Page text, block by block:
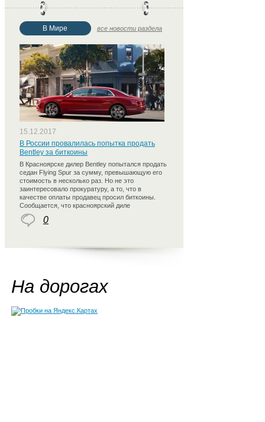
В Мире все новости раздела
15.12.2017
В России провалилась попытка продать
Bentley за биткоины
В Красноярске дилер Bentley попытался продать
седан Flying Spur за сумму, превышающую его
стоимость в несколько раз. Но не это
заинтересовало прокуратуру, а то, что в
качестве оплаты продавец просил биткоины.
Сообщается, что красноярский диле
0
На дорогах